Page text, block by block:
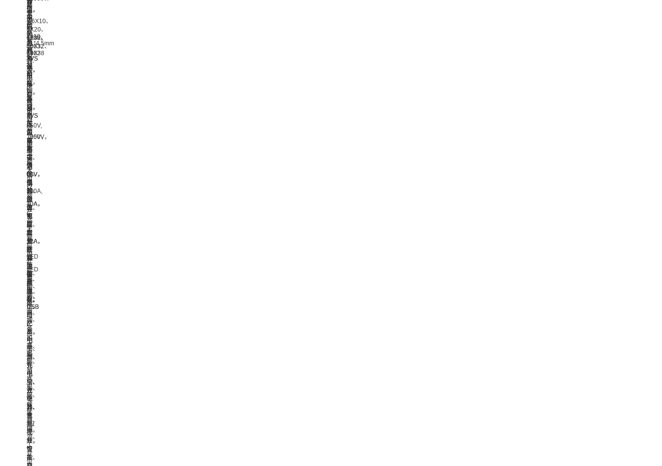
普
通
阻
抗
N
系
列
和
低
阻
抗
L
系
列，
电
压
最
高
可
以
到
60V，
电
流
最
大
可
以
到
12A，
产
品
主
要
应
用
在：
USB
口
产
品，
电
子
烟、
充
电
宝、
充
电
器、
音
频/
视
频，
智
能
普
通
阻
抗
N
系
列
和
低
阻
抗
L
系
列，
电
压
最
高
可
以
到
60V，
电
流
最
大
可
以
到
12A，
产
品
主
要
应
用
在：
USB
口
产
品，
电
子
烟、
充
电
宝、
充
电
器、
音
频/
视
频，
智
能
容
值，
不
同
封
装
的
TVS
保
护
阵
列，
硅
基
TVS
可
为
电
路
提
供
很
低
的
嵌
位
电
压
和
无
衰
减
的
保
护
次
数。
容
值，
不
同
封
装
的
TVS
保
护
阵
列，
硅
基
TVS
可
为
电
路
提
供
很
低
的
嵌
位
电
压
和
无
衰
减
的
保
护
次
数。
的
宽
功
率
浪
涌
保
护
方
案，
产
品
可
用
在
汽
车
电
子、
通
讯、
照
明、
电
源、
安
防、
工
业、
新
能
源
等
领
域。
要
有
3.6X10、
5X20、
6X32、
10X32、
10X38
封
装，
电
压
最
高
可
以
到
1000V，
电
流
最
大
可
以
到
40A，
产
品
主
要
应
用
在
家
电、
照
明、
电
源、
办
公
机
器、
新
能
源
汽
车、
光
伏
等
领
域。
丝
主
要
有
1206，
0603，
0402
封
装，
电
压
最
高
可
以
到
125V，
电
流
最
大
可
以
到
30A，
产
品
主
要
应
用
在
LED
驱
动、
面
板
驱
动、
笔
记
本
电
脑、
台
式
电
脑、
云
计
算、
电
源、
工
业
设
丝
主
要
有
2410,
11*4.5mm
封
装,
电
压
最
高
可
以
到
250V,
电
流
最
大
可
以
到
100A,
产
品
主
要
应
用
在
LED
驱
动、
面
板
驱
动、
笔
记
本
电
脑、
台
式
电
脑、
云
计
算、
电
源、
工
业
设
备、